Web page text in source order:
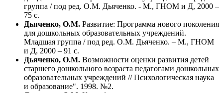
группа / под ред. О.М. Дьяченко. - М., ГНОМ и Д, 2000 –
75 с.
Дьяченко, О.М. Развитие: Программа нового поколения
для дошкольных образовательных учреждений.
Младшая группа / под ред. О.М. Дьяченко. – М., ГНОМ
и Д, 2000 – 91 с.
Дьяченко, О.М. Возможности оценки развития детей
старшего дошкольного возраста педагогами дошкольных
образовательных учреждений // Психологическая наука
и образование". 1998. №2.